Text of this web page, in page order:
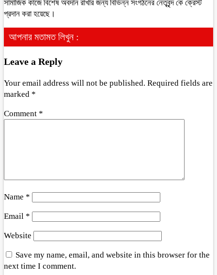
সামাজিক কাজে বিশেষ অবদান রাখার জন্য বিভিন্ন সংগঠনের নেতৃবৃন্দ কে ক্রেস্ট
প্রদান করা হয়েছে।
আপনার মতামত লিখুন :
Leave a Reply
Your email address will not be published. Required fields are
marked *
Comment *
Name *
Email *
Website
Save my name, email, and website in this browser for the
next time I comment.